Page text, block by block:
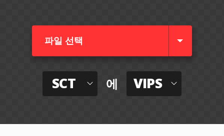
파일 선택
SCT 에 VIPS